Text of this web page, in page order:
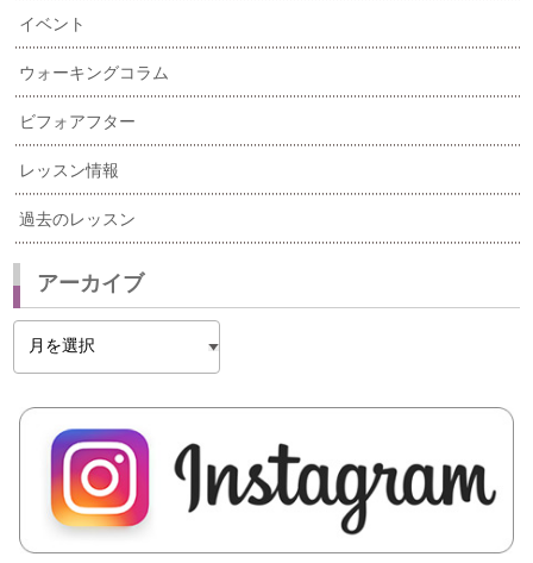
イベント
ウォーキングコラム
ビフォアフター
レッスン情報
過去のレッスン
アーカイブ
イ